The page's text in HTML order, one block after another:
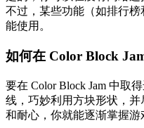
不过，某些功能（如排行
能使用。
如何在 Color Block
要在 Color Block Jam 中取
线，巧妙利用方块形状，
和耐心，你就能逐渐掌握游